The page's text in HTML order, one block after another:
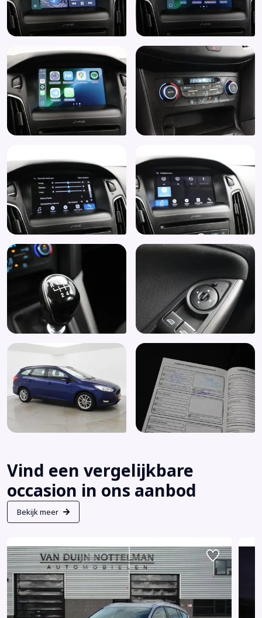
Vind een vergelijkbare
occasion in ons aanbod
Bekijk meer